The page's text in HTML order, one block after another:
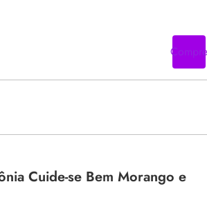
Compre
Cuide-se Bem Morango e